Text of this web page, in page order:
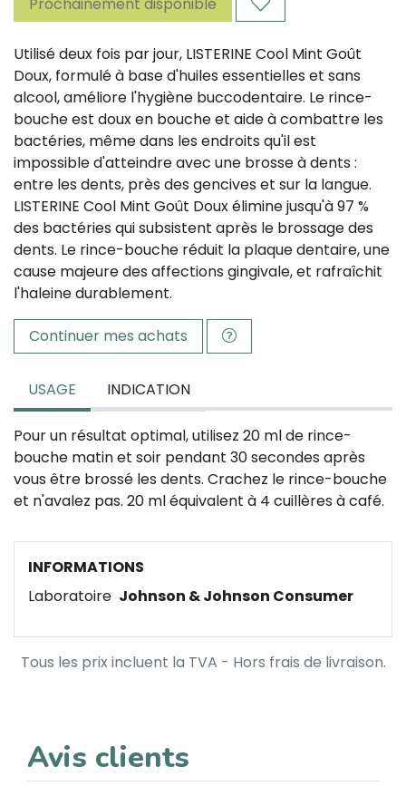
Utilisé deux fois par jour, LISTERINE Cool Mint Goût
Doux, formulé à base d'huiles essentielles et sans
alcool, améliore l'hygiène buccodentaire. Le rince-
bouche est doux en bouche et aide à combattre les
bactéries, même dans les endroits qu'il est
impossible d'atteindre avec une brosse à dents :
entre les dents, près des gencives et sur la langue.
LISTERINE Cool Mint Goût Doux élimine jusqu'à 97 %
des bactéries qui subsistent après le brossage des
dents. Le rince-bouche réduit la plaque dentaire, une
cause majeure des affections gingivale, et rafraîchit
l'haleine durablement.
Continuer mes achats
USAGE INDICATION
Pour un résultat optimal, utilisez 20 ml de rince-
bouche matin et soir pendant 30 secondes après
vous être brossé les dents. Crachez le rince-bouche
et n'avalez pas. 20 ml équivalent à 4 cuillères à café.
INFORMATIONS
Laboratoire Johnson & Johnson Consumer
Tous les prix incluent la TVA - Hors frais de livraison.
Avis clients